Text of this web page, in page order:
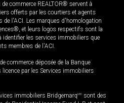
commerce REALTOR® servent à
offerts par les courtiers et agents
de l'ACI. Les marques d'homologation
et leurs logos respectifs sont la
identifier les services immobiliers que
membres de l'ACI.
commerce déposée de la Banque
par les Services immobiliers
immobiliers BridgemarqMD sont des